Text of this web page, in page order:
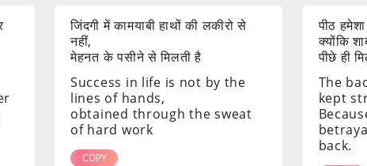
जिंदगी में कामयाबी हाथों की लकीरो से
नहीं,
मेहनत के पसीने से मिलती है
Success in life is not by the
lines of hands,
obtained through the sweat
of hard work
COPY
पीठ
क्योंकि
पीछे ही
The
kept
back.